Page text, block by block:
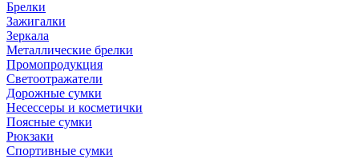
Брелки
Зажигалки
Зеркала
Металлические брелки
Промопродукция
Светоотражатели
Дорожные сумки
Несессеры и косметички
Поясные сумки
Рюкзаки
Спортивные сумки